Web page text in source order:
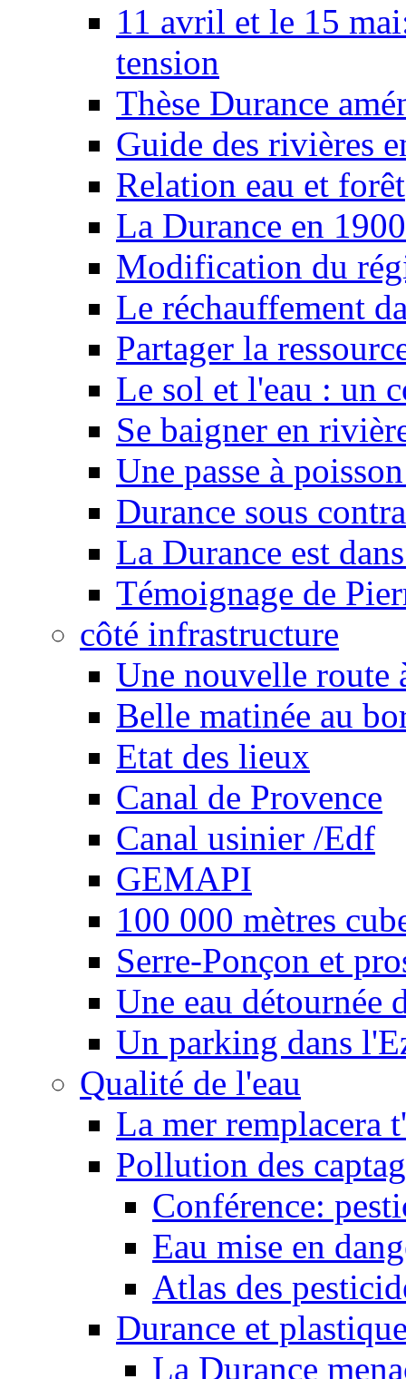
11 avril et le 15
tension
Thèse Durance
Guide des rivières
Relation eau et forêt
La Durance en 1900
Modification du
Le réchauffement
Partager la
Le sol et l'eau : un
Se baigner en
Une passe à
Durance sous
La Durance est
Témoignage de
côté infrastructure
Une nouvelle route
Belle matinée au
Etat des lieux
Canal de Provence
Canal usinier /Edf
GEMAPI
100 000 mètres
Serre-Ponçon et
Une eau détournée
Un parking dans
Qualité de l'eau
La mer remplacera
Pollution des
Conférence:
Eau mise en
Atlas des
Durance et
La Durance